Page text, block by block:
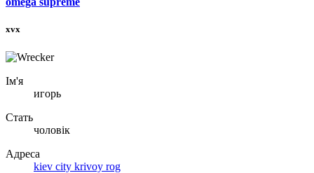
xvx
Ім'я
игорь
Стать
чоловік
Адреса
kiev city krivoy rog